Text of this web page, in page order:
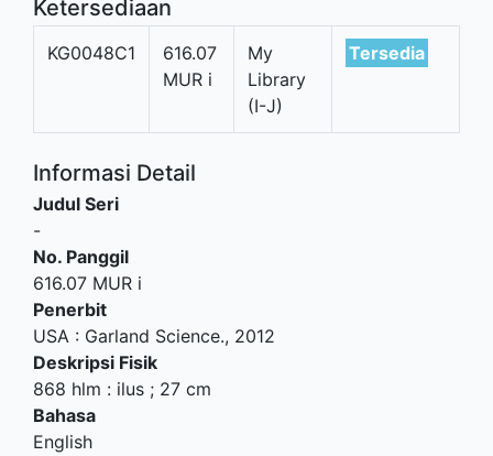
Ketersediaan
KG0048C1
616.07
MUR i
My
Library
(I-J)
Tersedia
Informasi Detail
Judul Seri
-
No. Panggil
616.07 MUR i
Penerbit
USA : Garland Science., 2012
Deskripsi Fisik
868 hlm : ilus ; 27 cm
Bahasa
English